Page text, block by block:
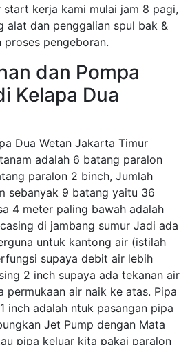
kerja kami mulai jam 8 pagi,
alat dan penggalian spul bak &
proses pengeboran.
dan Pompa
Kelapa Dua
Dua Wetan Jakarta Timur
adalah 6 batang paralon
paralon 2 binch, Jumlah
sebanyak 9 batang yaitu 36
4 meter paling bawah adalah
di jambang sumur Jadi ada
untuk kantong air (istilah
supaya debit air lebih
2 inch supaya ada tekanan air
permukaan air naik ke atas. Pipa
inch adalah ntuk pasangan pipa
Jet Pump dengan Mata
pipa keluar kita pakai paralon